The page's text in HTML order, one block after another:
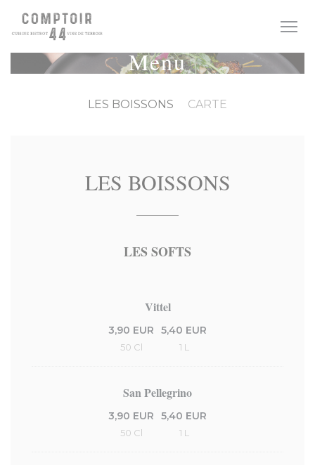
Personalizzazione delle tue scelte sui cookie
Menu
LES BOISSONS CARTE
LES BOISSONS
LES SOFTS
Vittel
3,90 EUR
50 Cl
5,40 EUR
1 L
San Pellegrino
3,90 EUR
50 Cl
5,40 EUR
1 L